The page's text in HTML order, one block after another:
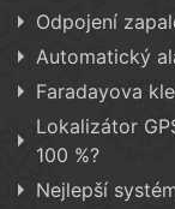
Odpojení
Automatický
Faradayova
Lokalizátor
100 %?
Nejlepší